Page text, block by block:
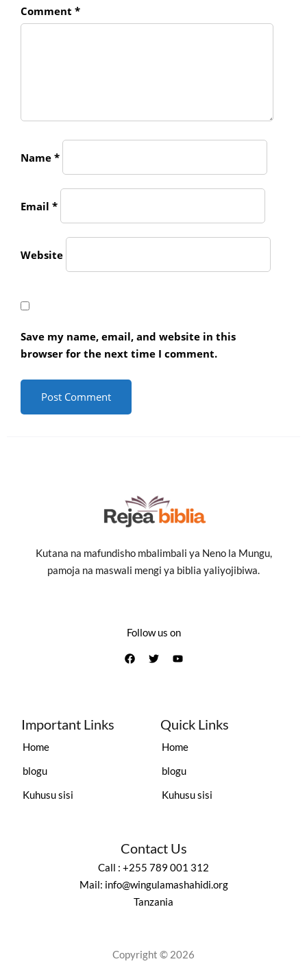
Comment *
Name *
Email *
Website
Save my name, email, and website in this
browser for the next time I comment.
Kutana na mafundisho mbalimbali ya Neno la Mungu,
pamoja na maswali mengi ya biblia yaliyojibiwa.
Follow us on
Important Links
Home
blogu
Kuhusu sisi
Quick Links
Home
blogu
Kuhusu sisi
Contact Us
Call : +255 789 001 312
Mail: info@wingulamashahidi.org
Tanzania
Copyright © 2026